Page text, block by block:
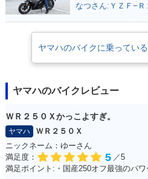
なつさん:ＹＺＦ−Ｒ
ヤマハのバイクに乗ってい
ヤマハのバイクレビュー
ＷＲ２５０Ｘかっこよすぎ。
ヤマハ
ＷＲ２５０Ｘ
ニックネーム：ゆーさん
満足度：
5 ／5